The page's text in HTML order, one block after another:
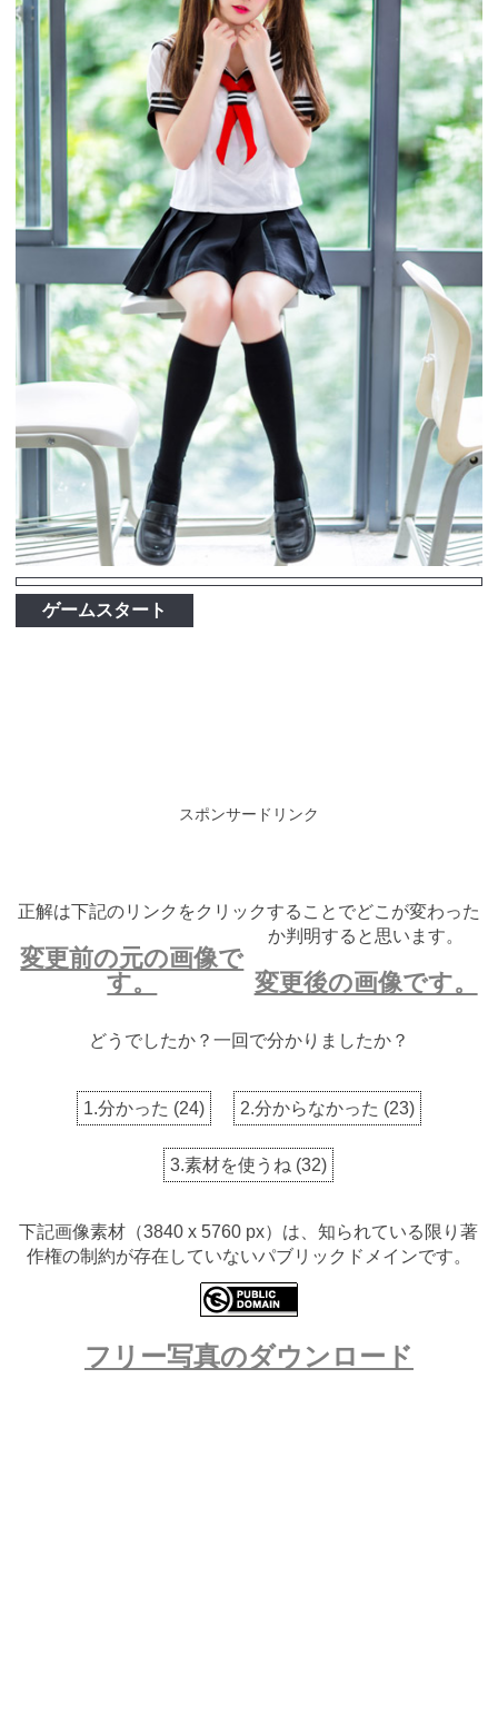
ゲームスタート
スポンサードリンク
正解は下記のリンクをクリックすることでどこが変わった
か判明すると思います。
変更前の元の画像で
す。
変更後の画像です。
どうでしたか？一回で分かりましたか？
1.分かった (24) 2.分からなかった (23)
3.素材を使うね (32)
下記画像素材（3840 x 5760 px）は、知られている限り著
作権の制約が存在していないパブリックドメインです。
フリー写真のダウンロード